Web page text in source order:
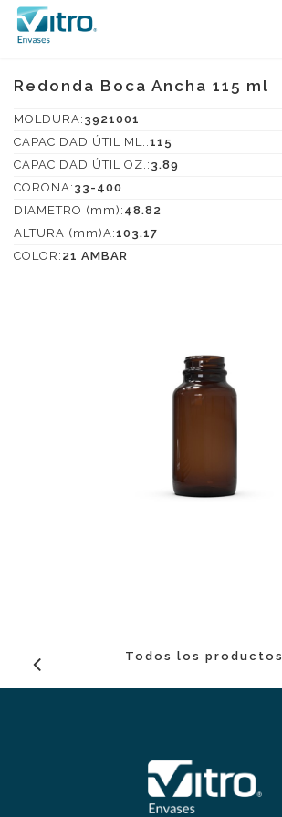
Redonda Boca Ancha 115 ml
MOLDURA: 3921001
CAPACIDAD ÚTIL ML.:115
CAPACIDAD ÚTIL OZ.: 3.89
CORONA: 33-400
DIAMETRO (mm): 48.82
ALTURA (mm)A:103.17
COLOR: 21 AMBAR
Todos los productos